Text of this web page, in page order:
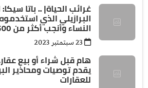
غرائب الحياة| .. باتا
البرازيلي الذي
النساء وأنجب أكثر من 500 طفل
هام قبل شراء أو بيع
يقدم توصيات ومحاذير
للعقارات